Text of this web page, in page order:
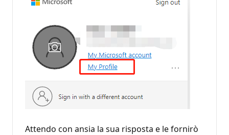
Attendo con ansia la sua risposta e le fornirò